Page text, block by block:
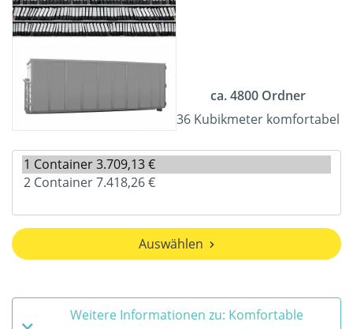
ca. 4800 Ordner
36 Kubikmeter komfortabel
Auswählen
Weitere Informationen zu: Komfortable